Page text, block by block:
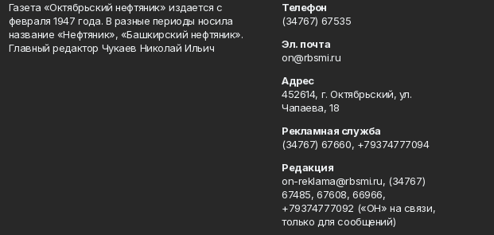
Газета «Октябрьский нефтяник» издается с
февраля 1947 года. В разные периоды носила
название «Нефтяник», «Башкирский нефтяник».
Главный редактор Чукаев Николай Ильич
Телефон
(34767) 67535
Эл. почта
on@rbsmi.ru
Адрес
452614, г. Октябрьский, ул.
Чапаева, 18
Рекламная служба
(34767) 67660, +79374777094
Редакция
on-reklama@rbsmi.ru, (34767)
67485, 67608, 66966,
+79374777092 («ОН» на связи,
только для сообщений)